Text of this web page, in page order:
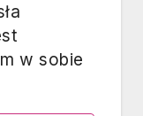
w sobie